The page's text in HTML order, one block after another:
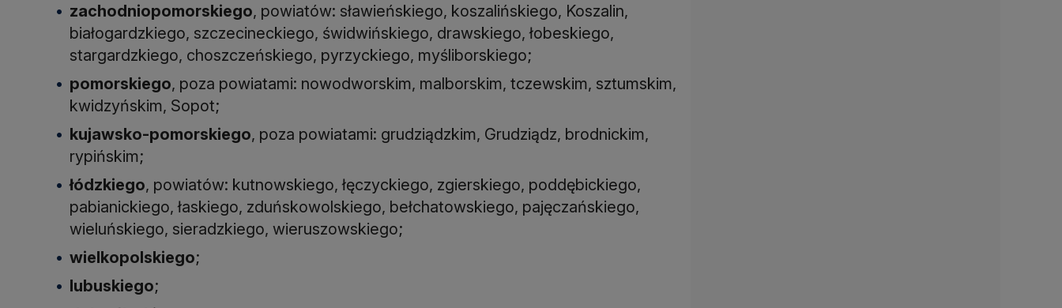
zachodniopomorskiego, powiatów: sławieńskiego, koszalińskiego, Koszalin,
białogardzkiego, szczecineckiego, świdwińskiego, drawskiego, łobeskiego,
stargardzkiego, choszczeńskiego, pyrzyckiego, myśliborskiego;
pomorskiego, poza powiatami: nowodworskim, malborskim, tczewskim, sztumskim,
kwidzyńskim, Sopot;
kujawsko-pomorskiego, poza powiatami: grudziądzkim, Grudziądz, brodnickim,
rypińskim;
łódzkiego, powiatów: kutnowskiego, łęczyckiego, zgierskiego, poddębickiego,
pabianickiego, łaskiego, zduńskowolskiego, bełchatowskiego, pajęczańskiego,
wieluńskiego, sieradzkiego, wieruszowskiego;
wielkopolskiego;
lubuskiego;